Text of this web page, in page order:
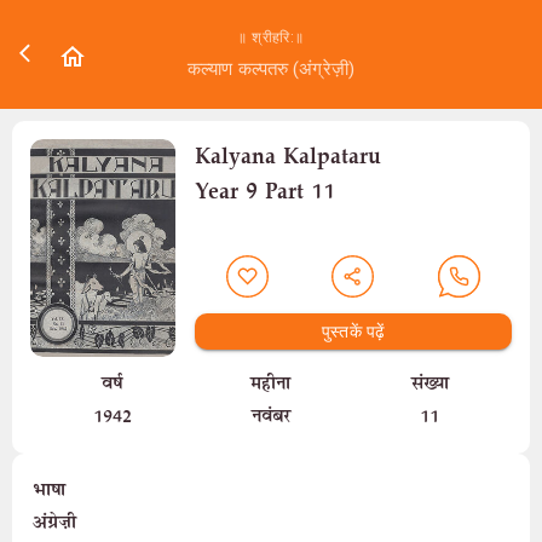
॥ श्रीहरि:॥
कल्याण कल्पतरु (अंग्रेज़ी)
Kalyana Kalpataru
Year 9 Part 11
पुस्तकें पढ़ें
वर्ष
1942
महीना
नवंबर
संख्या
11
भाषा
अंग्रेज़ी